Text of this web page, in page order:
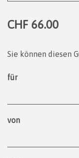
CHF 66.00
Sie können diesen
für
von